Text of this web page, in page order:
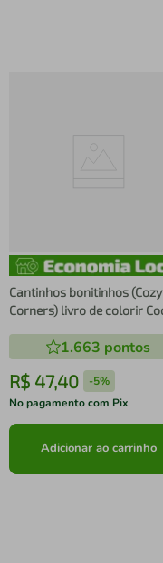
Cantinhos bonitinhos (Cozy
Corners) livro de colorir Coco
1.663 pontos
R$ 47,40 -5%
No pagamento com Pix
Adicionar ao carrinho